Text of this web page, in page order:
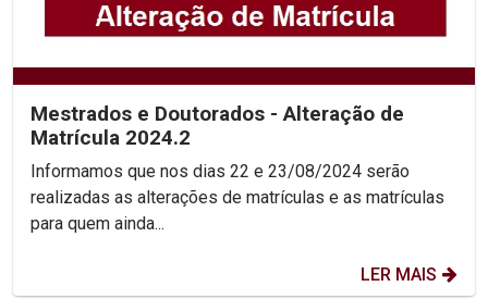
Mestrados e Doutorados - Alteração de
Matrícula 2024.2
Informamos que nos dias 22 e 23/08/2024 serão
realizadas as alterações de matrículas e as matrículas
para quem ainda...
LER MAIS